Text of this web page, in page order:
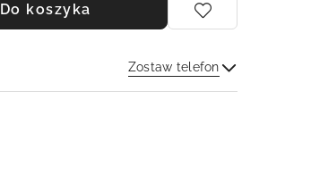
Do koszyka
Zostaw telefon
Wyślij